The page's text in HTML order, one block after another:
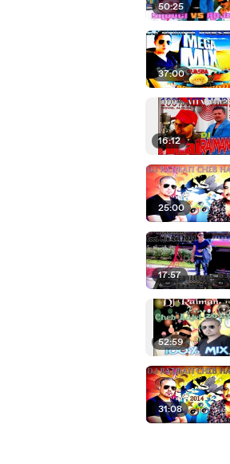
50:25
37:00
16:12
25:00
17:57
52:59
31:08